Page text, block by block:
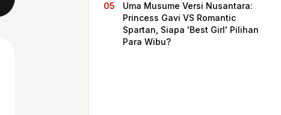
Uma Musume Versi Nusantara:
Princess Gavi VS Romantic
Spartan, Siapa 'Best Girl' Pilihan
Para Wibu?